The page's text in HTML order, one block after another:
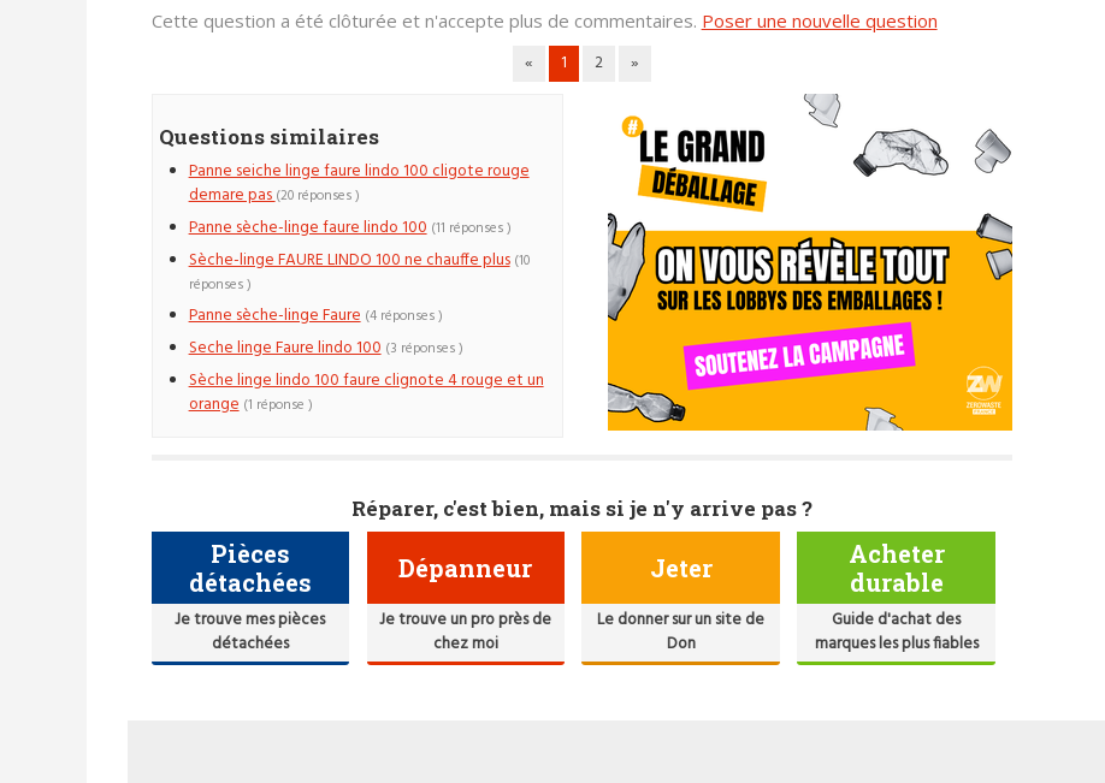
Cette question a été clôturée et n'accepte plus de commentaires. Poser une nouvelle question
« 1 2 »
Questions similaires
Panne seiche linge faure lindo 100 cligote rouge
demare pas(20 réponses )
Panne sèche-linge faure lindo 100 (11 réponses )
Sèche-linge FAURE LINDO 100 ne chauffe plus (10
réponses )
Panne sèche-linge Faure (4 réponses )
Seche linge Faure lindo 100 (3 réponses )
Sèche linge lindo 100 faure clignote 4 rouge et un
orange (1 réponse )
Réparer, c'est bien, mais si je n'y arrive pas ?
Pièces
détachées
Je trouve mes pièces
détachées
Dépanneur
Je trouve un pro près de
chez moi
Jeter
Le donner sur un site de
Don
Acheter
durable
Guide d'achat des
marques les plus fiables